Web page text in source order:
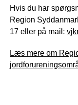
Hvis du har
Region
17 eller på mail:
Læs mere om